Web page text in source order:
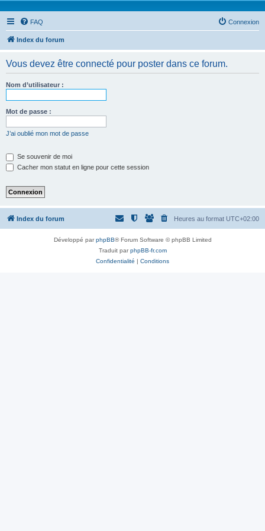
FAQ Connexion
Index du forum
Vous devez être connecté pour poster dans ce forum.
Nom d’utilisateur :
Mot de passe :
J’ai oublié mon mot de passe
Se souvenir de moi
Cacher mon statut en ligne pour cette session
Index du forum Heures au format UTC+02:00
Développé parphpBB® Forum Software © phpBB Limited
Traduit parphpBB-fr.com
Confidentialité | Conditions